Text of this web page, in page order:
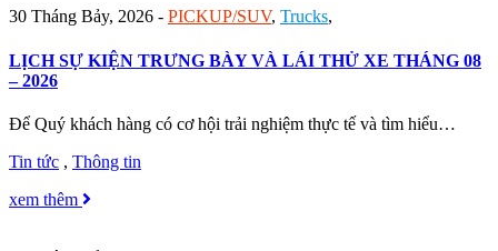
30 Tháng Bảy, 2026 - PICKUP/SUV, Trucks,
LỊCH SỰ KIỆN TRƯNG BÀY VÀ LÁI THỬ XE THÁNG 08
– 2026
Để Quý khách hàng có cơ hội trải nghiệm thực tế và tìm hiểu…
Tin tức , Thông tin
xem thêm